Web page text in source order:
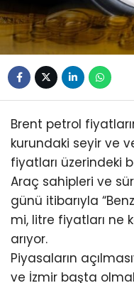
Brent petrol
kurundaki seyir ve
fiyatları üzerindeki
Araç sahipleri ve
günü itibarıyla
mi, litre fiyatları ne
arıyor.
Piyasaların
ve İzmir başta